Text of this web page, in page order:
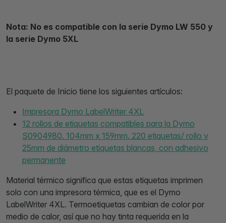
Nota: No es compatible con la serie Dymo LW 550 y
la serie Dymo 5XL
El paquete de Inicio tiene los siguientes artículos:
Impresora Dymo LabelWriter 4XL
12 rollos de etiquetas compatibles para la Dymo
S0904980. 104mm x 159mm. 220 etiquetas/ rollo y
25mm de diámetro etiquetas blancas, con adhesivo
permanente
Material térmico significa que estas etiquetas imprimen
solo con una impresora térmica, que es el Dymo
LabelWriter 4XL. Termoetiquetas cambian de color por
medio de calor, así que no hay tinta requerida en la